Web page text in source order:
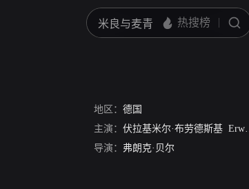
地区： 德国
主演： 伏拉基米尔·布劳德斯基 Erwin Geschonneck
导演： 弗朗克·贝尔